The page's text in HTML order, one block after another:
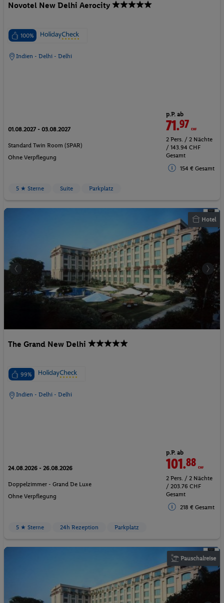
Novotel New Delhi Aerocity
100%
Indien - Delhi - Delhi
01.08.2027 - 03.08.2027
Standard Twin Room (SPAR)
Ohne Verpflegung
p.P. ab
71.97CHF
2 Pers. / 2 Nächte
/ 143.94 CHF
Gesamt
154 € Gesamt
5 ★ Sterne Suite Parkplatz
Hotel
The Grand New Delhi
99%
Indien - Delhi - Delhi
24.08.2026 - 26.08.2026
Doppelzimmer - Grand De Luxe
Ohne Verpflegung
p.P. ab
101.88CHF
2 Pers. / 2 Nächte
/ 203.76 CHF
Gesamt
218 € Gesamt
5 ★ Sterne 24h Rezeption Parkplatz
Pauschalreise